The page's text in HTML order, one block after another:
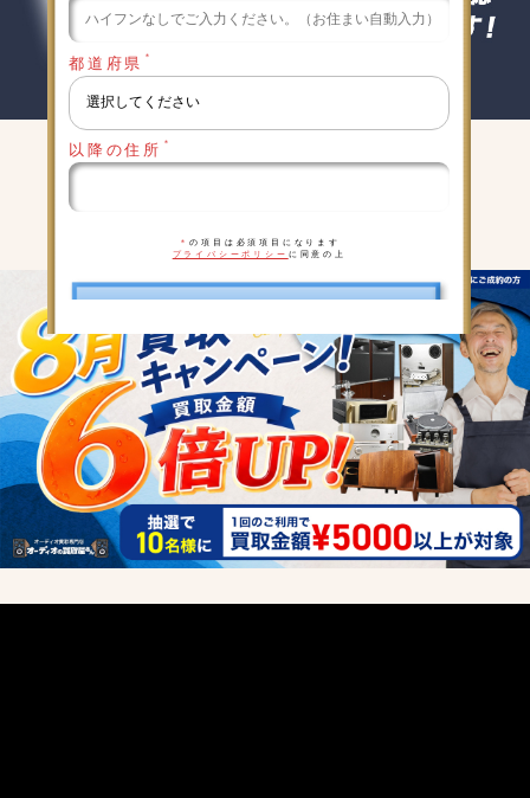
都道府県 ＊
以降の住所 ＊
＊の項目は必須項目になります
プライバシーポリシー に同意の上
キャンペーン実施中